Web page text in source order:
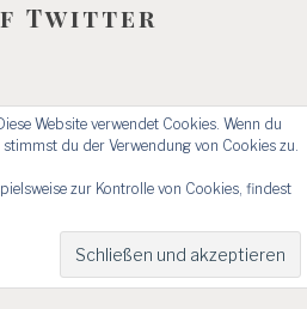
Twitter
Website verwendet Cookies. Wenn du
du der Verwendung von Cookies zu.
zur Kontrolle von Cookies, findest